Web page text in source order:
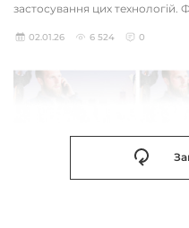
застосування цих технологій.
02.01.26 6 524 0